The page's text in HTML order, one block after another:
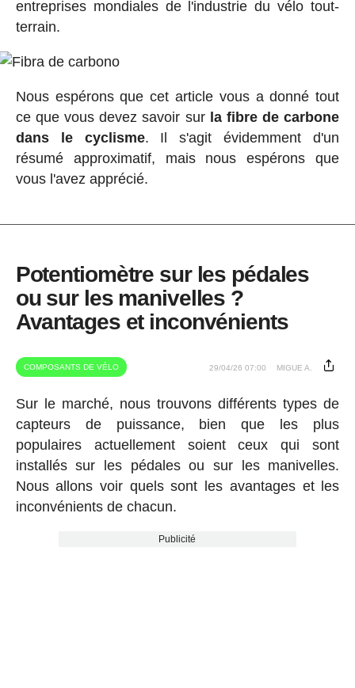
entreprises mondiales de l'industrie du vélo tout-
terrain.
Nous espérons que cet article vous a donné tout
ce que vous devez savoir sur la fibre de carbone
dans le cyclisme. Il s'agit évidemment d'un
résumé approximatif, mais nous espérons que
vous l'avez apprécié.
Potentiomètre sur les pédales
ou sur les manivelles ?
Avantages et inconvénients
COMPOSANTS DE VÉLO 29/04/26 07:00 MIGUE A.
Sur le marché, nous trouvons différents types de
capteurs de puissance, bien que les plus
populaires actuellement soient ceux qui sont
installés sur les pédales ou sur les manivelles.
Nous allons voir quels sont les avantages et les
inconvénients de chacun.
Publicité